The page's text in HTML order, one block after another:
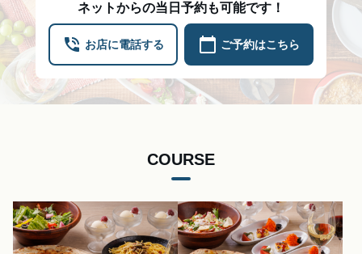
ネットからの当日予約も可能です！
phone_in_talk お店に電話する calendar_today ご予約はこちら
COURSE